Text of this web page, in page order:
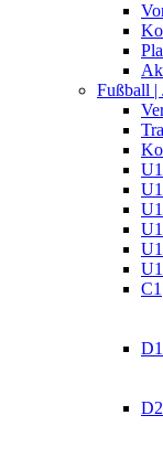
Fußball |
C1
D1
D2